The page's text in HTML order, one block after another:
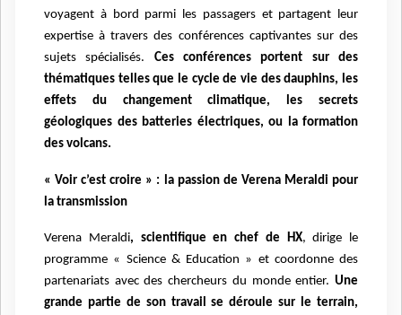
voyagent à bord parmi les passagers et partagent leur
expertise à travers des conférences captivantes sur des
sujets spécialisés. Ces conférences portent sur des
thématiques telles que le cycle de vie des dauphins, les
effets du changement climatique, les secrets
géologiques des batteries électriques, ou la formation
des volcans.
« Voir c’est croire » : la passion de Verena Meraldi pour
la transmission
Verena Meraldi, scientifique en chef de HX, dirige le
programme « Science & Education » et coordonne des
partenariats avec des chercheurs du monde entier. Une
grande partie de son travail se déroule sur le terrain,